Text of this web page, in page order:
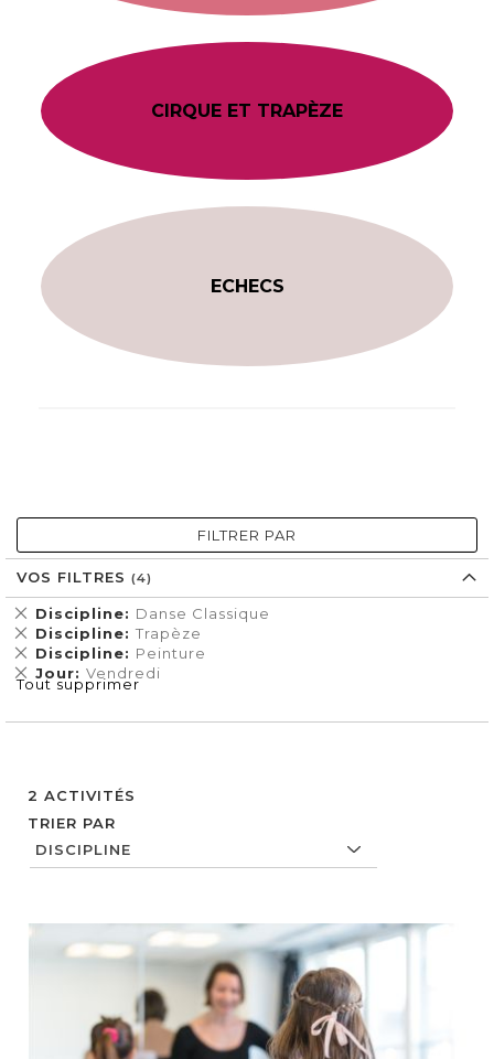
CIRQUE ET TRAPÈZE
ECHECS
2 ACTIVITÉS
TRIER PAR
FILTRER PAR
VOS FILTRES
Discipline Danse Classique
Supprimer
cet
Élément
Discipline Trapèze
Supprimer
cet
Élément
Discipline Peinture
Supprimer
cet
Élément
Jour Vendredi
Supprimer
cet
Tout supprimer